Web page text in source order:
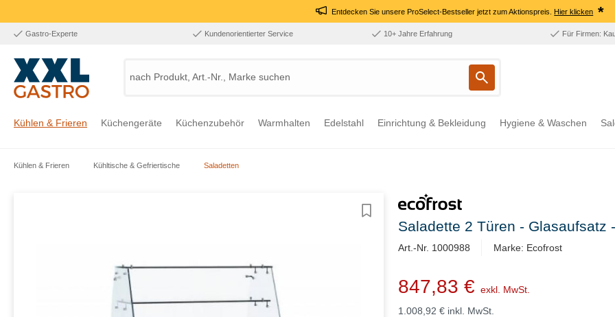
Entdecken Sie unsere ProSelect-Bestseller jetzt zum Aktionspreis.Hier klicken *
Gastro-Experte Kundenorientierter Service 10+ Jahre Erfahrung Für Firmen:
nach Produkt, Art.-Nr., Marke suchen
Kühlen & Frieren Küchengeräte Küchenzubehör Warmhalten Edelstahl Einrichtung & Bekleidung Hygiene & Waschen
Kühlen & Frieren Kühltische & Gefriertische Saladetten
Saladette 2 Türen - Glasaufsatz
Art.-Nr. 1000988 Marke: Ecofrost
847,83 € exkl. MwSt.
1.008,92 € inkl. MwSt.